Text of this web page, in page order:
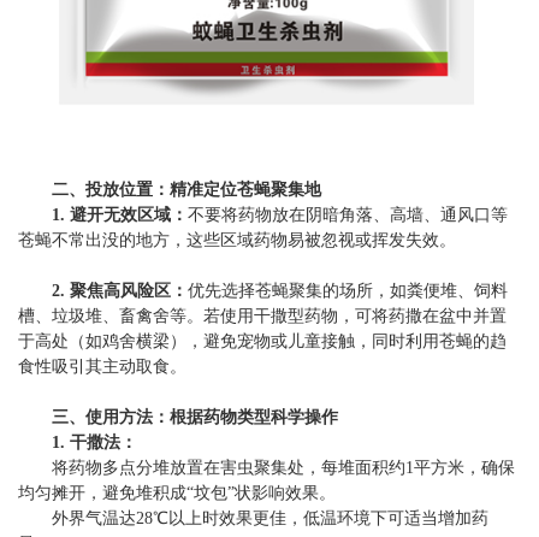
二、投放位置：精准定位苍蝇聚集地
1. 避开无效区域： 不要将药物放在阴暗角落、高墙、通风口等
苍蝇不常出没的地方，这些区域药物易被忽视或挥发失效。
2. 聚焦高风险区： 优先选择苍蝇聚集的场所，如粪便堆、饲料
槽、垃圾堆、畜禽舍等。若使用干撒型药物，可将药撒在盆中并置
于高处（如鸡舍横梁），避免宠物或儿童接触，同时利用苍蝇的趋
食性吸引其主动取食。
三、使用方法：根据药物类型科学操作
1. 干撒法：
将药物多点分堆放置在害虫聚集处，每堆面积约1平方米，确保
均匀摊开，避免堆积成“坟包”状影响效果。
外界气温达28℃以上时效果更佳，低温环境下可适当增加药